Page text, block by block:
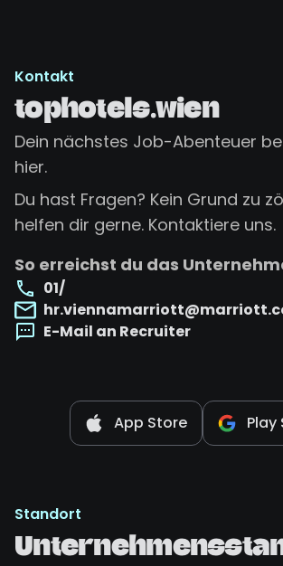
Kontakt
tophotels.wien
Dein nächstes Job-Abenteuer
hier.
Du hast Fragen? Kein Grund zu
helfen dir gerne. Kontaktiere uns.
So erreichst du das
01/
E-Mail an Recruiter
App Store Play
Standort